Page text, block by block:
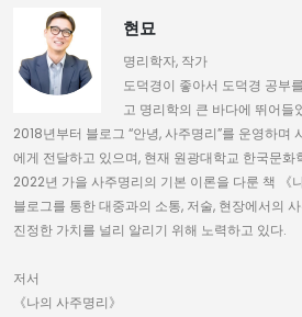
현묘
명리학자, 작가
도덕경이 좋아서 도덕경 공부
고 명리학의 큰 바다에 뛰어들
2018년부터 블로그 “안녕, 사주명리”를 운영하며
에게 전달하고 있으며, 현재 원광대학교 한국문화
2022년 가을 사주명리의 기본 이론을 다룬 책 《
블로그를 통한 대중과의 소통, 저술, 현장에서의
진정한 가치를 널리 알리기 위해 노력하고 있다.
저서
《나의 사주명리》